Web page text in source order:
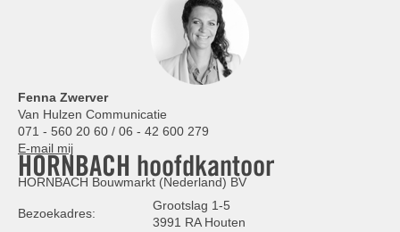
Fenna Zwerver
Van Hulzen Communicatie
071 - 560 20 60 / 06 - 42 600 279
E-mail mij
HORNBACH hoofdkantoor
HORNBACH Bouwmarkt (Nederland) BV
Bezoekadres:
Grootslag 1-5
3991 RA Houten